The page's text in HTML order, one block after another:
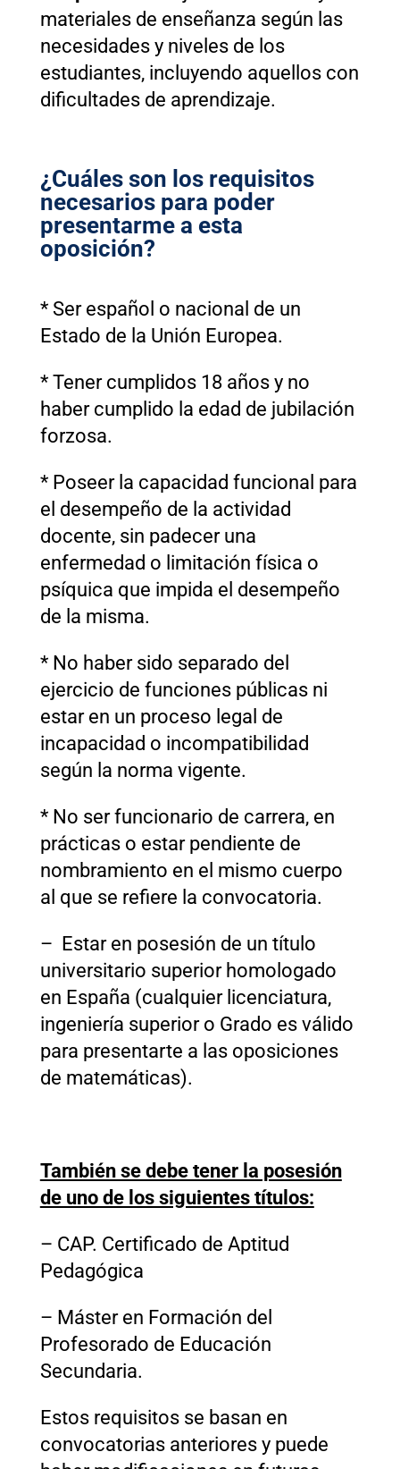
materiales de enseñanza según las
necesidades y niveles de los
estudiantes, incluyendo aquellos con
dificultades de aprendizaje.
¿Cuáles son los requisitos
necesarios para poder
presentarme a esta
oposición?
* Ser español o nacional de un
Estado de la Unión Europea.
* Tener cumplidos 18 años y no
haber cumplido la edad de jubilación
forzosa.
* Poseer la capacidad funcional para
el desempeño de la actividad
docente, sin padecer una
enfermedad o limitación física o
psíquica que impida el desempeño
de la misma.
* No haber sido separado del
ejercicio de funciones públicas ni
estar en un proceso legal de
incapacidad o incompatibilidad
según la norma vigente.
* No ser funcionario de carrera, en
prácticas o estar pendiente de
nombramiento en el mismo cuerpo
al que se refiere la convocatoria.
– Estar en posesión de un título
universitario superior homologado
en España (cualquier licenciatura,
ingeniería superior o Grado es válido
para presentarte a las oposiciones
de matemáticas).
También se debe tener la posesión
de uno de los siguientes títulos:
– CAP. Certificado de Aptitud
Pedagógica
– Máster en Formación del
Profesorado de Educación
Secundaria.
Estos requisitos se basan en
convocatorias anteriores y puede